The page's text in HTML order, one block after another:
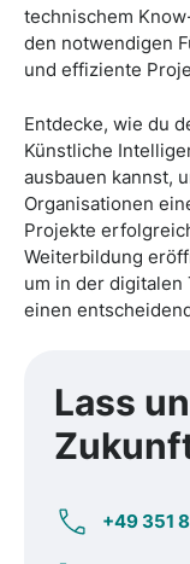
technischem
den notwendigen
und effiziente
Entdecke, wie du
Künstliche
ausbauen kannst,
Organisationen
Projekte
Weiterbildung
um in der digitalen
einen
Lass
+49 351